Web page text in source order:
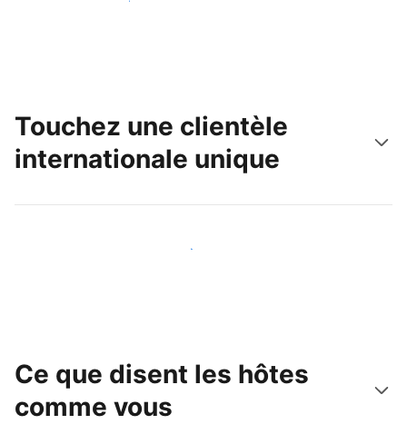
Touchez une clientèle
internationale unique
Touchez une nouvelle clientèle dès aujourd'hui
Ce que disent les hôtes
comme vous